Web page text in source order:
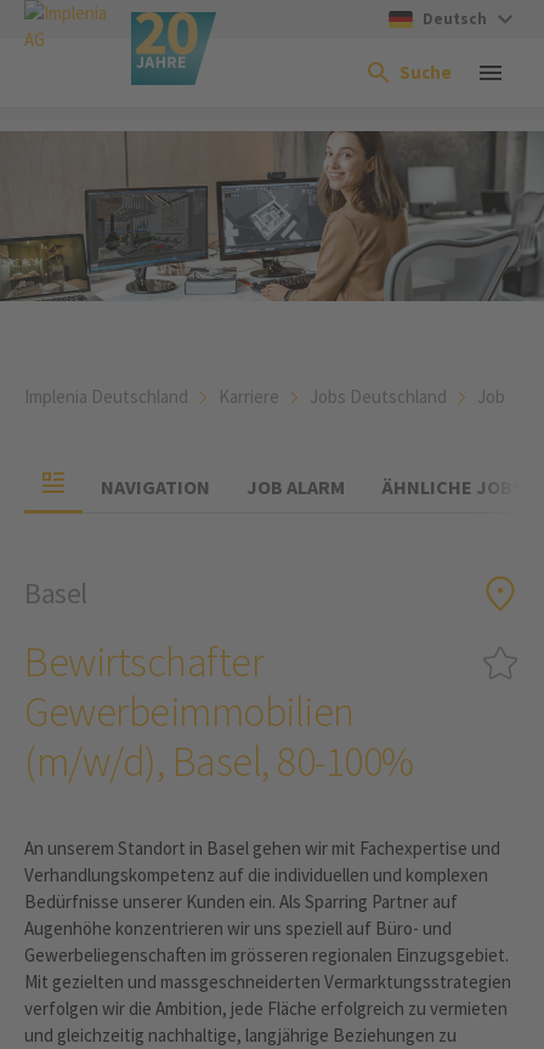
Deutsch
Suche
Implenia Deutschland Karriere Jobs Deutschland Job
NAVIGATION JOB ALARM ÄHNLICHE JOBS
Basel
Bewirtschafter
Gewerbeimmobilien
(m/w/d), Basel, 80-100%
An unserem Standort in Basel gehen wir mit Fachexpertise und
Verhandlungskompetenz auf die individuellen und komplexen
Bedürfnisse unserer Kunden ein. Als Sparring Partner auf
Augenhöhe konzentrieren wir uns speziell auf Büro- und
Gewerbeliegenschaften im grösseren regionalen Einzugsgebiet.
Mit gezielten und massgeschneiderten Vermarktungsstrategien
verfolgen wir die Ambition, jede Fläche erfolgreich zu vermieten
und gleichzeitig nachhaltige, langjährige Beziehungen zu